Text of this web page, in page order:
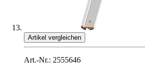
Artikel vergleichen
Art.-Nr.: 2555646